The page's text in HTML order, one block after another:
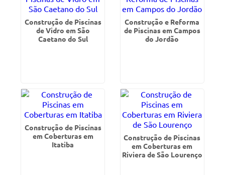
Construção de Piscinas
de Vidro em São
Caetano do Sul
Construção e Reforma
de Piscinas em Campos
do Jordão
Construção de Piscinas
em Coberturas em
Itatiba
Construção de Piscinas
em Coberturas em
Riviera de São Lourenço